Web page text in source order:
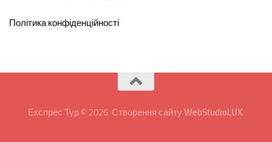
Політика конфіденційності
Експрес Тур © 2026. Створення сайту WebStudioLUX.